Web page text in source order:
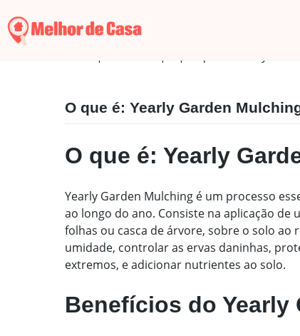
to
content
O que é: Yearly Garden
O que é: Yearly
Yearly Garden Mulching é um processo
ao longo do ano. Consiste na aplicação
folhas ou casca de árvore, sobre o solo ao
umidade, controlar as ervas daninhas,
extremos, e adicionar nutrientes ao solo.
Benefícios do Yearly